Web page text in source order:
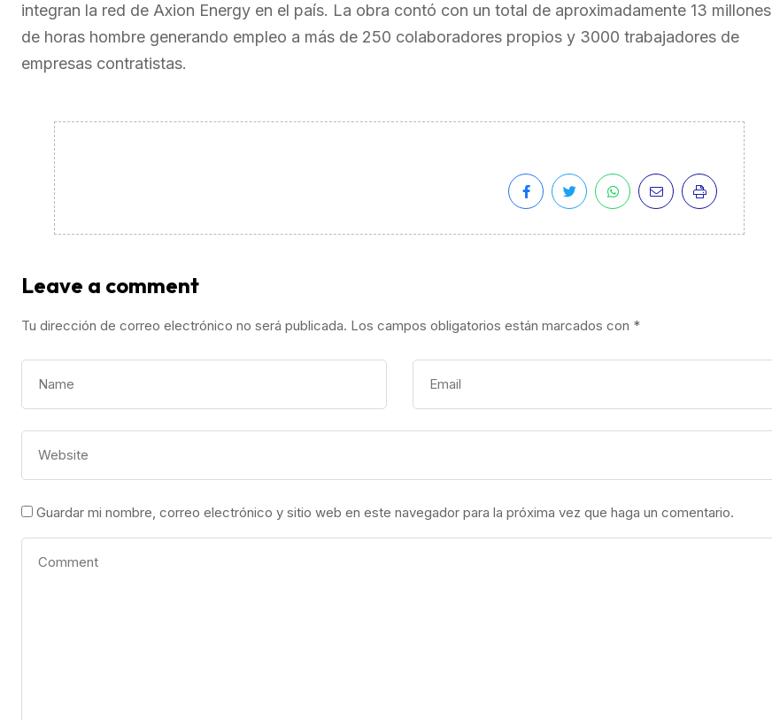
integran la red de Axion Energy en el país. La obra contó con un total de aproximadamente 13 millones
de horas hombre generando empleo a más de 250 colaboradores propios y 3000 trabajadores de
empresas contratistas.
Leave a comment
Tu dirección de correo electrónico no será publicada. Los campos obligatorios están marcados con *
Guardar mi nombre, correo electrónico y sitio web en este navegador para la próxima vez que haga un comentario.